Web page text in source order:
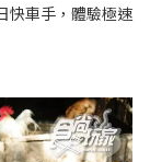
快車手，體驗極速